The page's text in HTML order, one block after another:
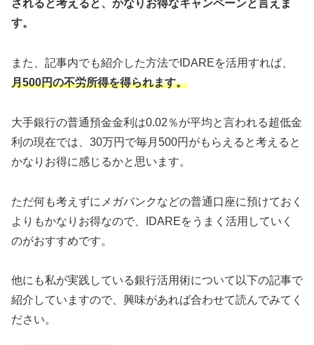
されると考えると、かなりお得なキャンペーンと言えま
す。
また、記事内でも紹介した方法でIDAREを活用すれば、
月500円の不労所得を得られます。
大手銀行の普通預金金利は0.02％が平均と言われる超低金
利の現在では、30万円で毎月500円がもらえると考えると
かなりお得に感じるかと思います。
ただ何も考えずにメガバンクなどの普通口座に預けておく
よりもかなりお得なので、IDAREをうまく活用していく
のがおすすめです。
他にも私が実践している銀行活用術について以下の記事で
紹介していますので、興味があれば合わせて読んでみてく
ださい。